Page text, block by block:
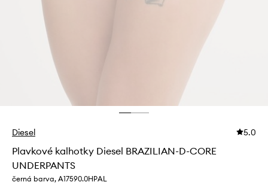
Diesel 5.0
Plavkové kalhotky Diesel BRAZILIAN-D-CORE
UNDERPANTS
černá barva, A17590.0HPAL